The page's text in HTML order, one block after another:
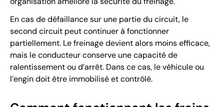
En cas de défaillance sur une partie du circuit, le
second circuit peut continuer à fonctionner
partiellement. Le freinage devient alors moins efficace,
mais le conducteur conserve une capacité de
ralentissement ou d’arrêt. Dans ce cas, le véhicule ou
l’engin doit être immobilisé et contrôlé.